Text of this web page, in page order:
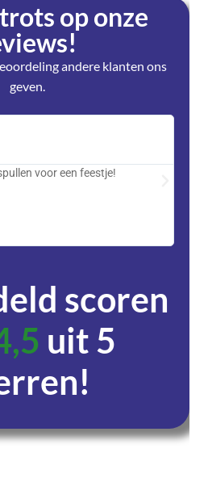
op onze
andere klanten ons
geven.
voor een feestje!
scoren
uit 5